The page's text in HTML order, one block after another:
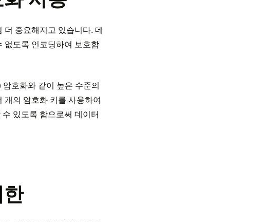
중요해지고 있습니다. 데
없도록 인코딩하여 보호합
호화와 같이 높은 수준의
의 암호화 키를 사용하여
있도록 함으로써 데이터